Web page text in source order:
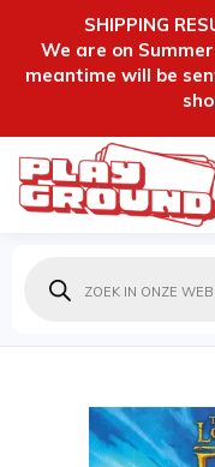
SHIPPING
We are on
meantime will be
zoeken